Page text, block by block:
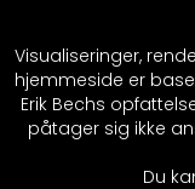
Visualiseringer,
hjemmeside er
Erik Bechs
påtager sig ikke
Du